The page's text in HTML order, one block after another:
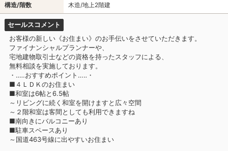
構造/階数 木造/地上2階建
セールスコメント
お客様の新しい《お住まい》のお手伝いをさせていただきます。
ファイナンシャルプランナーや、
宅地建物取引士などの資格を持ったスタッフによる、
無料相談を実施しております。
・‥…おすすめポイント…‥・
■４ＬＤＫのお住まい
■和室は6帖と6.5帖
～リビングに続く和室を開けますと広々空間
～２階和室は客間としても利用できますね
■南向きにバルコニーあり
■駐車スペースあり
～国道463号線に出やすいお住まい